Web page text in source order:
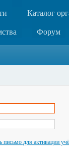
Каталог
Форум
письмо для активации